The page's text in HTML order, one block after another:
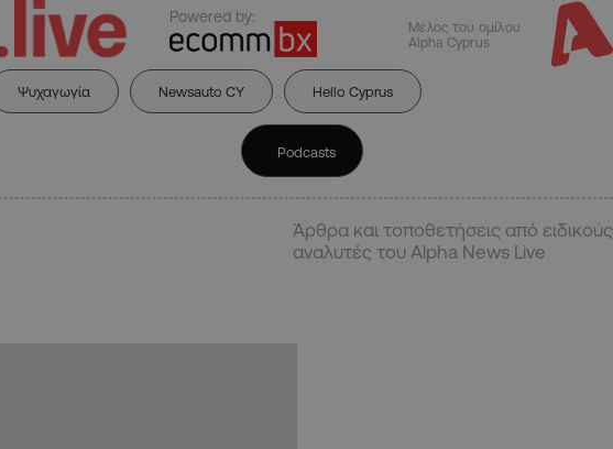
Powered by:
Μέλος του ομίλου
Alpha Cyprus
Ψυχαγωγία Newsauto CY Hello Cyprus
Podcasts
Άρθρα και τοποθετήσεις από ειδικούς
αναλυτές του Alpha News Live